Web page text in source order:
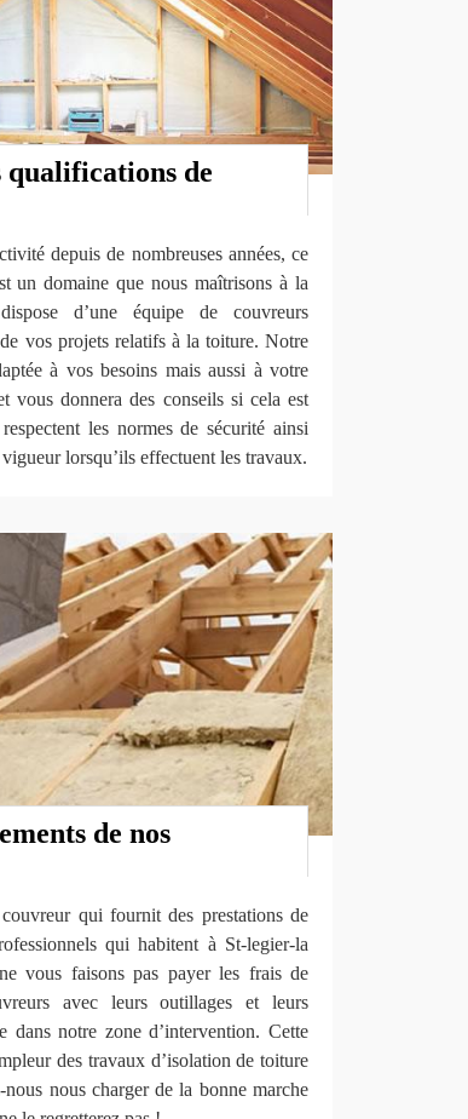
qualifications de
depuis de nombreuses années, ce
un domaine que nous maîtrisons à la
d’une équipe de couvreurs
vos projets relatifs à la toiture. Notre
à vos besoins mais aussi à votre
vous donnera des conseils si cela est
les normes de sécurité ainsi
lorsqu’ils effectuent les travaux.
de nos
qui fournit des prestations de
qui habitent à St-legier-la
vous faisons pas payer les frais de
avec leurs outillages et leurs
dans notre zone d’intervention. Cette
des travaux d’isolation de toiture
nous charger de la bonne marche